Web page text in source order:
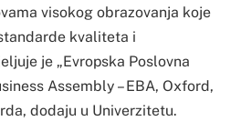
visokog obrazovanja koje
kvaliteta i
je „Evropska Poslovna
Assembly – EBA, Oxford,
dodaju u Univerzitetu.